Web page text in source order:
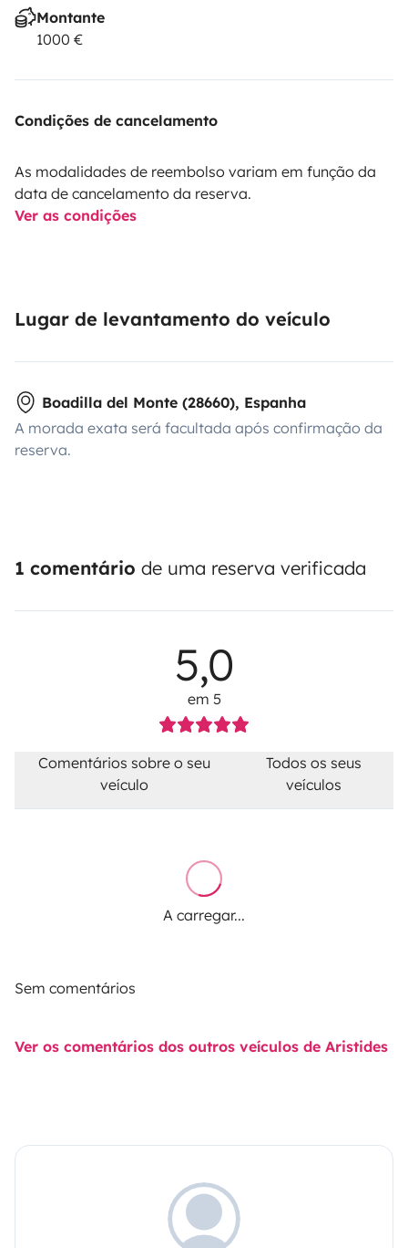
Montante
1000 €
Condições de cancelamento
As modalidades de reembolso variam em função da
data de cancelamento da reserva.
Ver as condições
Lugar de levantamento do veículo
Boadilla del Monte (28660), Espanha
A morada exata será facultada após confirmação da
reserva.
1 comentário de uma reserva verificada
5,0
em 5
Comentários sobre o seu
veículo
Todos os seus
veículos
A carregar...
Sem comentários
Ver os comentários dos outros veículos de Aristides